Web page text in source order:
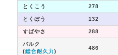
とくこう 278
とくぼう 132
すばやさ 288
バルク
(総合耐久力)
486